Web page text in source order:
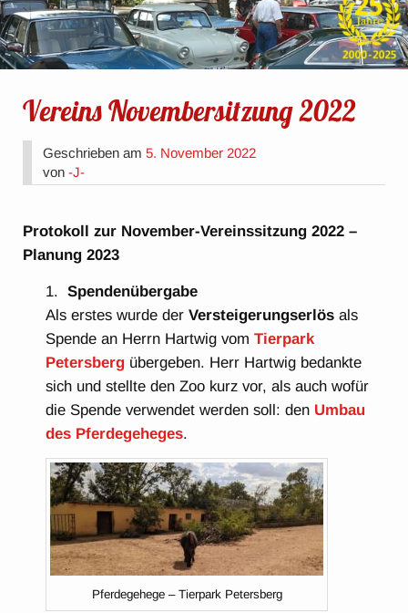
Vereins Novembersitzung 2022
Geschrieben am5. November 2022
von-J-
Protokoll zur November-Vereinssitzung 2022 –
Planung 2023
Spendenübergabe
Als erstes wurde derVersteigerungserlös als
Spende an Herrn Hartwig vomTierpark
Petersberg übergeben. Herr Hartwig bedankte
sich und stellte den Zoo kurz vor, als auch wofür
die Spende verwendet werden soll: den Umbau
des Pferdegeheges.
Pferdegehege – Tierpark Petersberg